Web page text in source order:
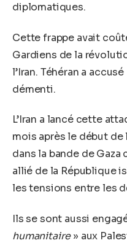
diplomatiques.
Cette frappe avait
Gardiens de la
l’Iran. Téhéran a
démenti.
L’Iran a lancé cette
mois après le début de
dans la bande de
allié de la République
les tensions entre les
Ils se sont aussi
humanitaire» aux